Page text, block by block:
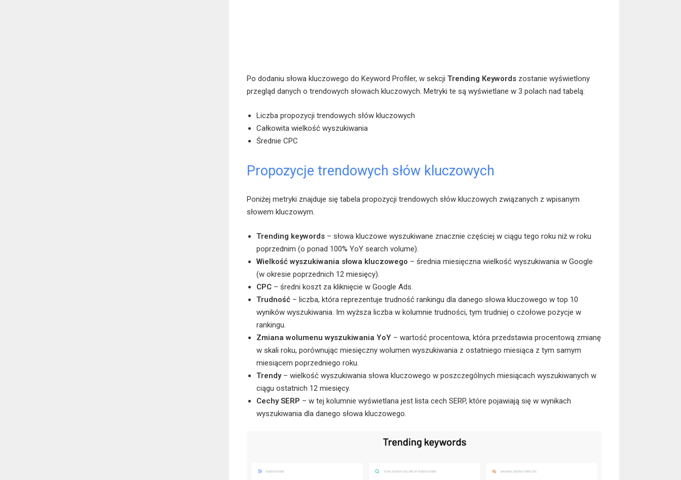
Po dodaniu słowa kluczowego do Keyword Profiler, w sekcji Trending Keywords zostanie wyświetlony
przegląd danych o trendowych słowach kluczowych. Metryki te są wyświetlane w 3 polach nad tabelą:
Liczba propozycji trendowych słów kluczowych
Całkowita wielkość wyszukiwania
Średnie CPC
Propozycje trendowych słów kluczowych
Poniżej metryki znajduje się tabela propozycji trendowych słów kluczowych związanych z wpisanym
słowem kluczowym.
Trending keywords– słowa kluczowe wyszukiwane znacznie częściej w ciągu tego roku niż w roku
poprzednim (o ponad 100% YoY search volume).
Wielkość wyszukiwania słowa kluczowego – średnia miesięczna wielkość wyszukiwania w Google
(w okresie poprzednich 12 miesięcy).
CPC – średni koszt za kliknięcie w Google Ads.
Trudność – liczba, która reprezentuje trudność rankingu dla danego słowa kluczowego w top 10
wyników wyszukiwania. Im wyższa liczba w kolumnie trudności, tym trudniej o czołowe pozycje w
rankingu.
Zmiana wolumenu wyszukiwania YoY– wartość procentowa, która przedstawia procentową zmianę
w skali roku, porównując miesięczny wolumen wyszukiwania z ostatniego miesiąca z tym samym
miesiącem poprzedniego roku.
Trendy– wielkość wyszukiwania słowa kluczowego w poszczególnych miesiącach wyszukiwanych w
ciągu ostatnich 12 miesięcy.
Cechy SERP – w tej kolumnie wyświetlana jest lista cech SERP, które pojawiają się w wynikach
wyszukiwania dla danego słowa kluczowego.